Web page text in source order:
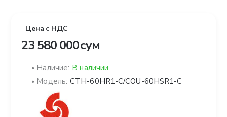
Цена с НДС
23 580 000 сум
Наличие: В наличии
Модель: CTH-60HR1-C/COU-60HSR1-C